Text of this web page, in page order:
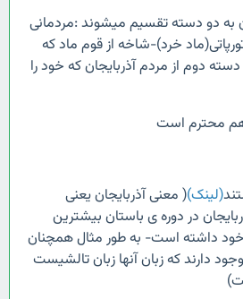
به دو دسته تقسیم میشوند :مردمانی
خرد)-شاخه از قوم ماد که
دوم از مردم آذربایجان که خود را
محترم است
(لینک)( معنی آذربایجان یعنی
در دوره ی باستان بیشترین
خود داشته است- به طور مثال همچنان
دارند که زبان آنها زبان تالشیست